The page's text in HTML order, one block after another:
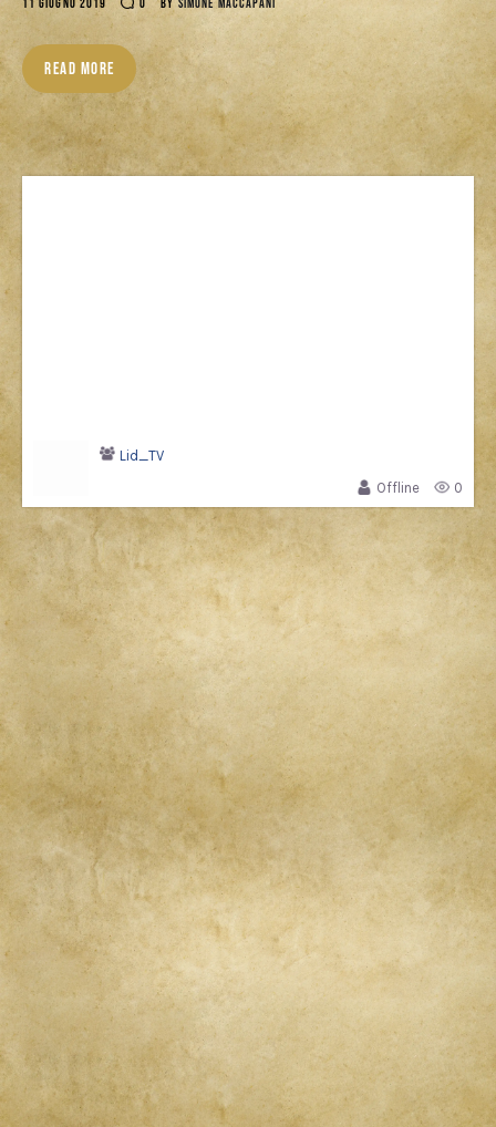
11 GIUGNO 2019 0 BY SIMONE MACCAPANI
READ MORE
Lid_TV
Offline
0